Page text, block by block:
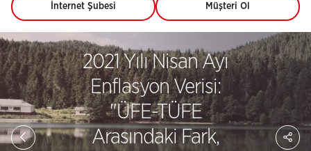
İnternet Şubesi
(Bu
sayfa
yeni
pencerede
açılacaktır)
Müşteri Ol
(Bu
sayfa
yeni
pencerede
açılacaktır)
2021 Yılı Nisan Ayı
Enflasyon Verisi:
"ÜFE-TÜFE
Arasındaki Fark,